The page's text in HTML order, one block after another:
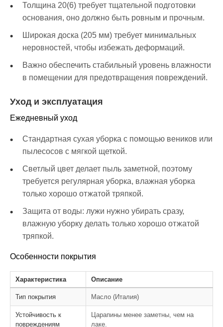
Толщина 20(6) требует тщательной подготовки
основания, оно должно быть ровным и прочным.
Широкая доска (205 мм) требует минимальных
неровностей, чтобы избежать деформаций.
Важно обеспечить стабильный уровень влажности
в помещении для предотвращения повреждений.
Уход и эксплуатация
Ежедневный уход
Стандартная сухая уборка с помощью веников или
пылесосов с мягкой щеткой.
Светлый цвет делает пыль заметной, поэтому
требуется регулярная уборка, влажная уборка
только хорошо отжатой тряпкой.
Защита от воды: лужи нужно убирать сразу,
влажную уборку делать только хорошо отжатой
тряпкой.
Особенности покрытия
Характеристика Описание
Тип покрытия Масло (Италия)
Устойчивость к
повреждениям
Царапины менее заметны, чем на
лаке.